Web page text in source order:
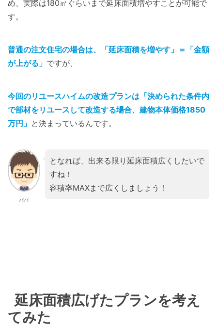
め、実際は180㎡ぐらいまで延床面積増やすことが可能で
す。
普通の注文住宅の場合は、「延床面積を増やす」＝「金額
が上がる」 ですが、
今回のリユースハイムの改造プランは「決められた条件内
で部材をリユースして改造する場合、建物本体価格1850
万円」 と決まっているんです。
パパ
となれば、出来る限り延床面積広くしたいで
すね！
容積率MAXまで広くしましょう！
延床面積広げたプランを考え
てみた